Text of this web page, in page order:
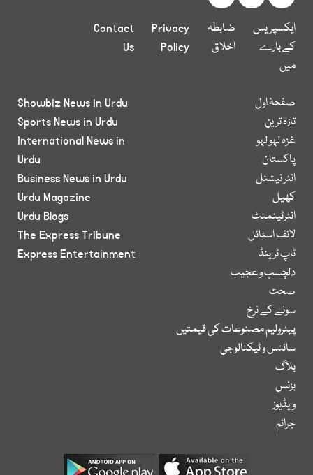
ایکسپریس
کے بارے
میں
ضابطہ
اخلاق
Privacy
Policy
Contact
Us
صفحۂ اول
تازہ ترین
غزہ لہو لہو
پاکستان
انٹر نیشنل
کھیل
انٹرٹینمنٹ
لائف اسٹائل
ٹاپ ٹرینڈ
دلچسپ و عجیب
صحت
سونے کے نرخ
پیٹرولیم مصنوعات کی قیمتیں
سائنس و ٹیکنالوجی
بلاگ
بزنس
ویڈیوز
جرائم
Showbiz News in Urdu
Sports News in Urdu
International News in
Urdu
Business News in Urdu
Urdu Magazine
Urdu Blogs
The Express Tribune
Express Entertainment